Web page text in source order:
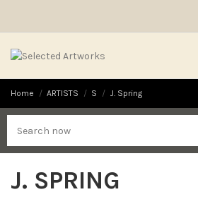
Home ARTISTS S J. Spring
J. SPRING